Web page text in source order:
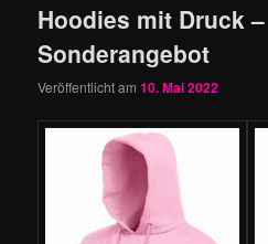
Hoodies mit Druck –
Sonderangebot
Veröffentlicht am10. Mai 2022